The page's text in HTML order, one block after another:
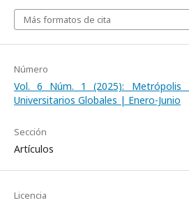
Más formatos de cita
Número
Vol. 6 Núm. 1 (2025): Metrópolis
Universitarios Globales | Enero-Junio
Sección
Artículos
Licencia